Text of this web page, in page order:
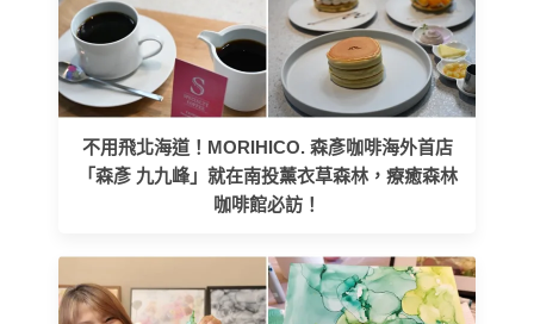
不用飛北海道！MORIHICO. 森彥咖啡海外首店
「森彥 九九峰」就在南投薰衣草森林，療癒森林
咖啡館必訪！